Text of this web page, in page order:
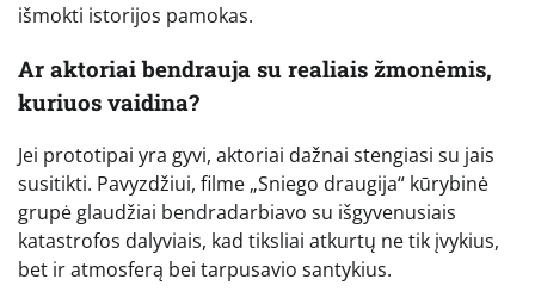
išmokti istorijos pamokas.
Ar aktoriai bendrauja su realiais žmonėmis,
kuriuos vaidina?
Jei prototipai yra gyvi, aktoriai dažnai stengiasi su jais
susitikti. Pavyzdžiui, filme „Sniego draugija“ kūrybinė
grupė glaudžiai bendradarbiavo su išgyvenusiais
katastrofos dalyviais, kad tiksliai atkurtų ne tik įvykius,
bet ir atmosferą bei tarpusavio santykius.